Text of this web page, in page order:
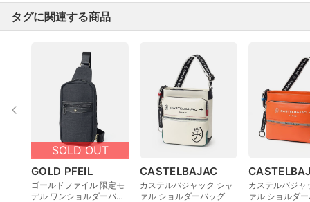
タグに関連する商品
SOLD OUT
GOLD PFEIL
ゴールドファイル 限定モ
デル ワンショルダーバッ
CASTELBAJAC
カステルバジャック シャ
ァル ショルダーバッグ
カステルバジャ
ァル ショルダ